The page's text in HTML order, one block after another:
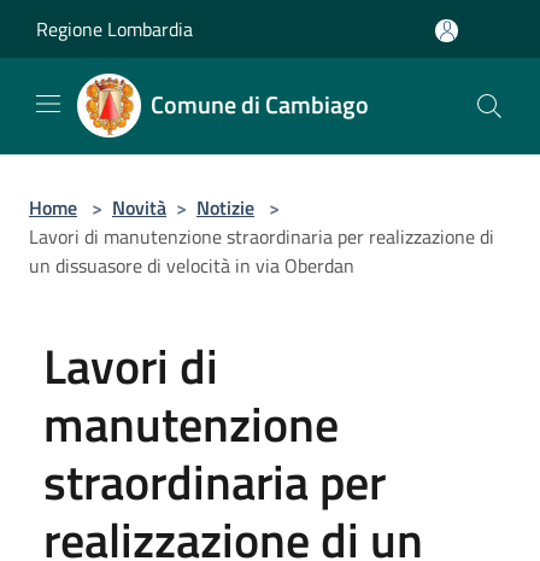
Regione Lombardia
Comune di Cambiago
Home > Novità > Notizie >
Lavori di manutenzione straordinaria per realizzazione di
un dissuasore di velocità in via Oberdan
Lavori di
manutenzione
straordinaria per
realizzazione di un